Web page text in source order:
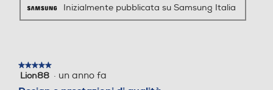
Continua a pizzicare. Passa da 1x a
2x, o anche a 3x. L’AI mantiene l’alta
perdere molti dettagli.
al Goals, Samsung O, Sams
ung Kids, Samsung Health,
tà e routine SmarThings Bix
Inizialmente pubblicata su Samsung Italia
★★★★★
★★★★★
5Lion88 · un anno fa